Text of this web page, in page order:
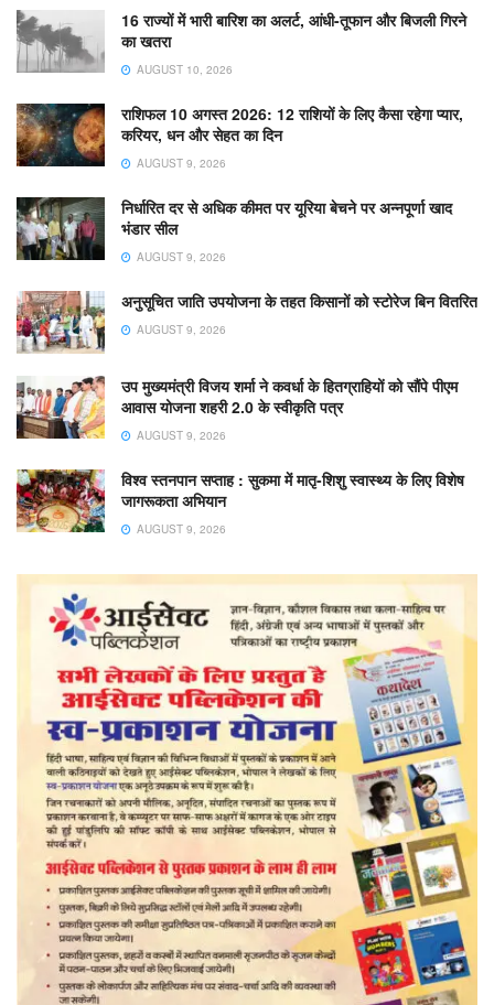
16 राज्यों में भारी बारिश का अलर्ट, आंधी-तूफान और बिजली गिरने
का खतरा
AUGUST 10, 2026
राशिफल 10 अगस्त 2026: 12 राशियों के लिए कैसा रहेगा प्यार,
करियर, धन और सेहत का दिन
AUGUST 9, 2026
निर्धारित दर से अधिक कीमत पर यूरिया बेचने पर अन्नपूर्णा खाद
भंडार सील
AUGUST 9, 2026
अनुसूचित जाति उपयोजना के तहत किसानों को स्टोरेज बिन वितरित
AUGUST 9, 2026
उप मुख्यमंत्री विजय शर्मा ने कवर्धा के हितग्राहियों को सौंपे पीएम
आवास योजना शहरी 2.0 के स्वीकृति पत्र
AUGUST 9, 2026
विश्व स्तनपान सप्ताह : सुकमा में मातृ-शिशु स्वास्थ्य के लिए विशेष
जागरूकता अभियान
AUGUST 9, 2026